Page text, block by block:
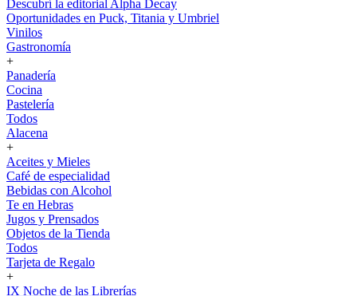
Descubrí la editorial Alpha Decay
Oportunidades en Puck, Titania y Umbriel
Vinilos
Gastronomía
+
Panadería
Cocina
Pastelería
Todos
Alacena
+
Aceites y Mieles
Café de especialidad
Bebidas con Alcohol
Te en Hebras
Jugos y Prensados
Objetos de la Tienda
Todos
Tarjeta de Regalo
+
IX Noche de las Librerías